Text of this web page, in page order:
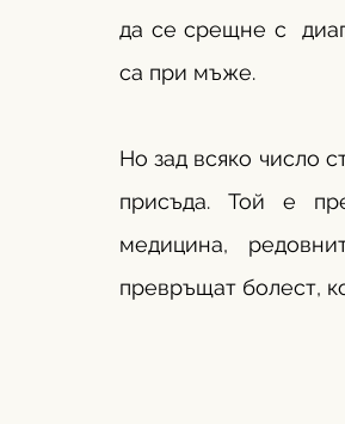
да се срещне с
са при мъже.
Но зад всяко число
присъда. Той е
медицина,
превръщат болест,